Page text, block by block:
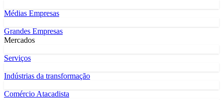
Médias Empresas
Grandes Empresas
Mercados
Serviços
Indústrias da transformação
Comércio Atacadista